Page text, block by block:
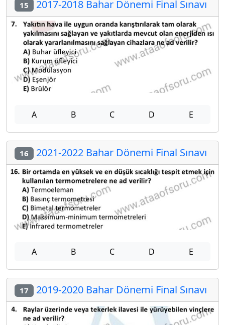
15 2017-2018 Bahar Dönemi Final Sınavı
A B C D E
16 2021-2022 Bahar Dönemi Final Sınavı
A B C D E
17 2019-2020 Bahar Dönemi Final Sınavı